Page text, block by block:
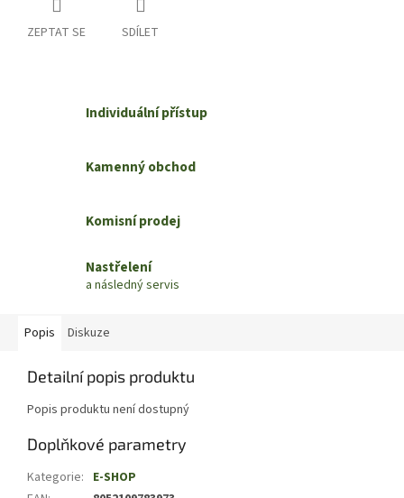
ZEPTAT SE SDÍLET
Individuální přístup
Kamenný obchod
Komisní prodej
Nastřelení
a následný servis
Popis Diskuze
Detailní popis produktu
Popis produktu není dostupný
Doplňkové parametry
Kategorie: E-SHOP